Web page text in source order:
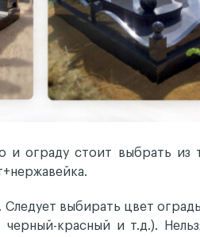
и ограду стоит выбрать
выбирать цвет
красный и т.д.).